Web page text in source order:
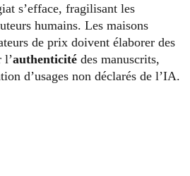
s’efface, fragilisant les
humains. Les maisons
de prix doivent élaborer des
l’authenticité des manuscrits,
d’usages non déclarés de l’IA.